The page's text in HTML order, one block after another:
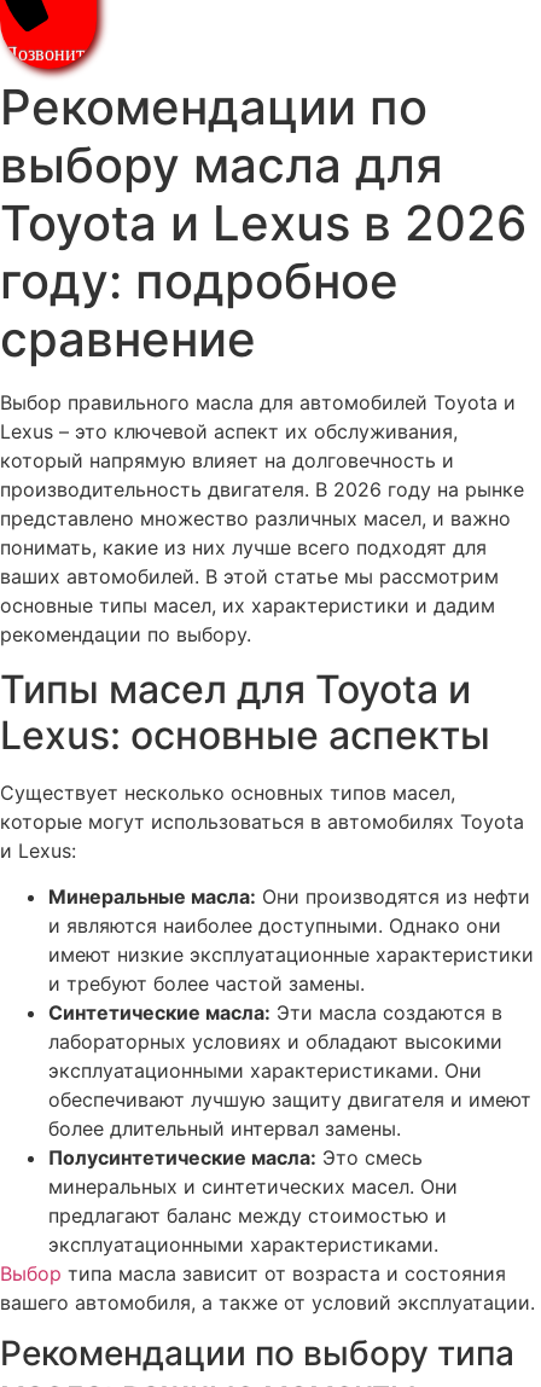
Позвонить
Рекомендации по
выбору масла для
Toyota и Lexus в 2026
году: подробное
сравнение
Выбор правильного масла для автомобилей Toyota и
Lexus – это ключевой аспект их обслуживания,
который напрямую влияет на долговечность и
производительность двигателя. В 2026 году на рынке
представлено множество различных масел, и важно
понимать, какие из них лучше всего подходят для
ваших автомобилей. В этой статье мы рассмотрим
основные типы масел, их характеристики и дадим
рекомендации по выбору.
Типы масел для Toyota и
Lexus: основные аспекты
Существует несколько основных типов масел,
которые могут использоваться в автомобилях Toyota
и Lexus:
Минеральные масла: Они производятся из нефти
и являются наиболее доступными. Однако они
имеют низкие эксплуатационные характеристики
и требуют более частой замены.
Синтетические масла: Эти масла создаются в
лабораторных условиях и обладают высокими
эксплуатационными характеристиками. Они
обеспечивают лучшую защиту двигателя и имеют
более длительный интервал замены.
Полусинтетические масла: Это смесь
минеральных и синтетических масел. Они
предлагают баланс между стоимостью и
эксплуатационными характеристиками.
Выбор типа масла зависит от возраста и состояния
вашего автомобиля, а также от условий эксплуатации.
Рекомендации по выбору типа